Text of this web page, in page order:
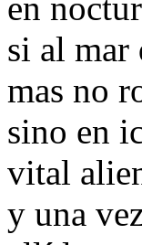
en
si al mar
mas no
sino en
vital
y una